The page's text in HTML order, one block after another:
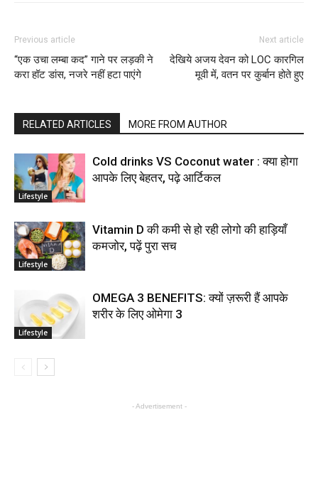
Previous article
“एक उचा लम्बा कद” गाने पर लड़की ने
करा हॉट डांस, नजरे नहीं हटा पाएंगे
Next article
देखिये अजय देवन को LOC कारगिल
मूवी में, वतन पर कुर्बान होते हुए
RELATED ARTICLES MORE FROM AUTHOR
Lifestyle
Cold drinks VS Coconut water : क्या होगा
आपके लिए बेहतर, पढ़े आर्टिकल
Lifestyle
Vitamin D की कमी से हो रही लोगो की हाड़ियाँ
कमजोर, पढ़ें पुरा सच
Lifestyle
OMEGA 3 BENEFITS: क्यों ज़रूरी हैं आपके
शरीर के लिए ओमेगा 3
- Advertisement -